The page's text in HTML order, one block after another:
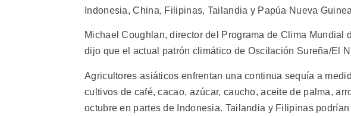
Indonesia, China, Filipinas, Tailandia y Papúa Nueva
Michael Coughlan, director del Programa de Clima Mundial
dijo que el actual patrón climático de Oscilación Sureña/El
Agricultores asiáticos enfrentan una continua sequía a
cultivos de café, cacao, azúcar, caucho, aceite de palma,
octubre en partes de Indonesia. Tailandia y Filipinas